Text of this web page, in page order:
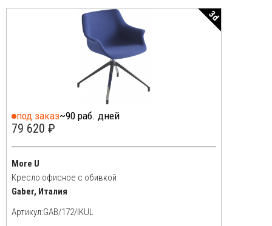
3d
под заказ~90 раб. дней
79 620 ₽
More U
Кресло офисное с обивкой
Gaber, Италия
Артикул: